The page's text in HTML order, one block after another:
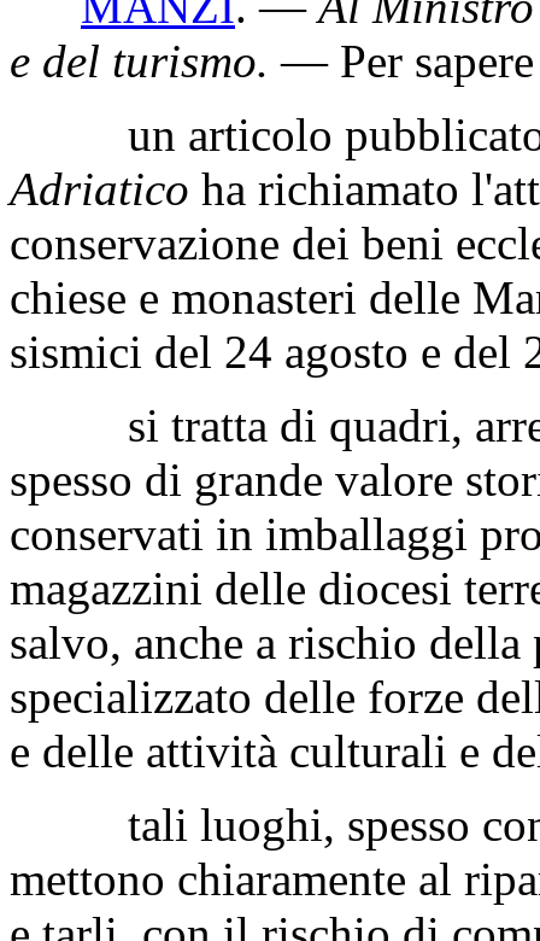
Interrogazione a risposta
MANZI. —Al
e del turismo .— Per sapere
un articolo pubblicato
Adriaticoha richiamato
conservazione dei beni
chiese e monasteri delle
sismici del 24 agosto e del
si tratta di quadri,
spesso di grande valore
conservati in imballaggi
magazzini delle diocesi
salvo, anche a rischio
specializzato delle forze
e delle attività culturali e